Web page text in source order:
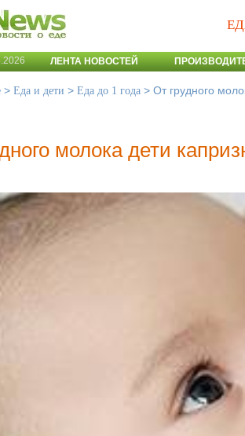
ЛЕНТА НОВОСТЕЙ
> Еда и дети > Еда до 1 года > От грудного
молока дети